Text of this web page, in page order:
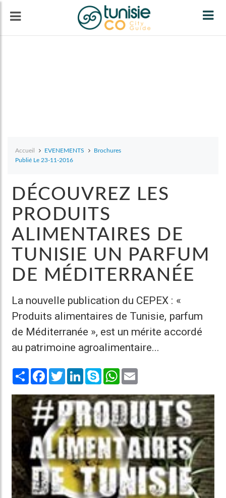
Accueil EVENEMENTS
Brochures
Publié Le 23-11-2016
DÉCOUVREZ LES
PRODUITS
ALIMENTAIRES DE
TUNISIE UN PARFUM
DE MÉDITERRANÉE
La nouvelle publication du CEPEX : «
Produits alimentaires de Tunisie, parfum
de Méditerranée », est un mérite accordé
au patrimoine agroalimentaire...
Share Facebook
TwitterLinkedInSkype WhatsApp